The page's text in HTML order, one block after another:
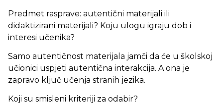
Predmet rasprave: autentični materijali ili
didaktizirani materijali? Koju ulogu igraju dob i
interesi učenika?
Samo autentičnost materijala jamči da će u školskoj
učionici uspjeti autentična interakcija. A ona je
zapravo ključ učenja stranih jezika.
Koji su smisleni kriteriji za odabir?